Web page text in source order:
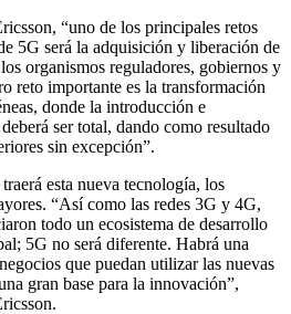
“uno de los principales retos
5G será la adquisición y liberación de
organismos reguladores, gobiernos y
reto importante es la transformación
donde la introducción e
ser total, dando como resultado
sin excepción”.
esta nueva tecnología, los
“Así como las redes 3G y 4G,
todo un ecosistema de desarrollo
5G no será diferente. Habrá una
que puedan utilizar las nuevas
gran base para la innovación”,